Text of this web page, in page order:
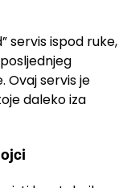
servis ispod ruke,
Ovaj servis je
daleko iza